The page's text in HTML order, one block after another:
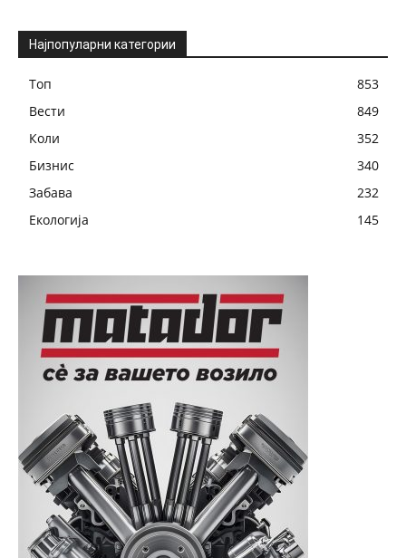
Најпопуларни категории
Топ
853
Вести
849
Коли
352
Бизнис
340
Забава
232
Екологија
145